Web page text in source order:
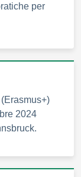
per
2024